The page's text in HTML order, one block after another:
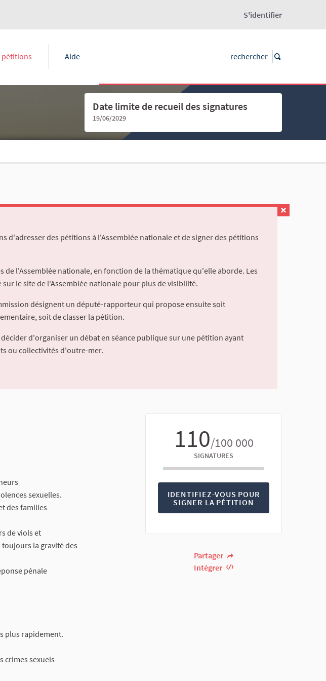
S'identifier
pétitions Aide
Date limite de recueil des signatures
19/06/2029
d'adresser des pétitions à l'Assemblée nationale et de signer des pétitions
l'Assemblée nationale, en fonction de la thématique qu'elle aborde. Les
le site de l'Assemblée nationale pour plus de visibilité.
désignent un député-rapporteur qui propose ensuite soit
soit de classer la pétition.
d'organiser un débat en séance publique sur une pétition ayant
ou collectivités d'outre-mer.
110/100 000
SIGNATURES
IDENTIFIEZ-VOUS POUR
SIGNER LA PÉTITION
Partager
Intégrer
sexuelles.
des familles
de viols et
la gravité des
pénale
plus rapidement.
crimes sexuels